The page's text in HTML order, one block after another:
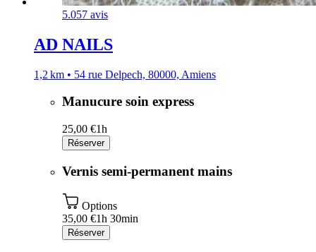
5.057 avis
AD NAILS
1,2 km • 54 rue Delpech, 80000, Amiens
Manucure soin express
25,00 €1h
Réserver
Vernis semi-permanent mains
Options
35,00 €1h 30min
Réserver